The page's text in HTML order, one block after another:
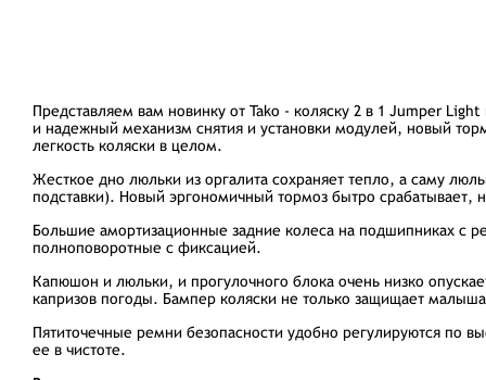
Представляем вам новинку от Tako - коляску 2 в 1 Jumper
и надежный механизм снятия и установки модулей, новый
легкость коляски в целом.
Жесткое дно люльки из оргалита сохраняет тепло, а саму
подставки). Новый эргономичный тормоз бытро срабатывает,
Большие амортизационные задние колеса на подшипниках с
полноповоротные с фиксацией.
Капюшон и люльки, и прогулочного блока очень низко
капризов погоды. Бампер коляски не только защищает
Пятиточечные ремни безопасности удобно регулируются по
ее в чистоте.